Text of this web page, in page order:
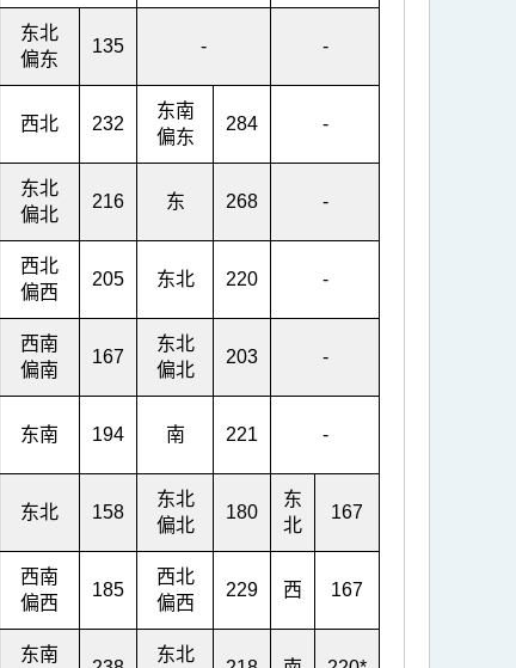
东北
偏东
135 - -
西北 232
东南
偏东
284 -
东北
偏北
216 东 268 -
西北
偏西
205 东北 220 -
西南
偏南
167
东北
偏北
203 -
东南 194 南 221 -
东北 158
东北
偏北
180
东
北
167
西南
偏西
185
西北
偏西
229 西 167
东南
东北